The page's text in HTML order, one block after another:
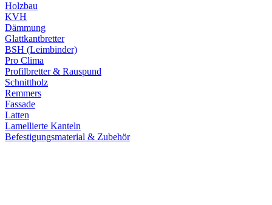
Holzbau
KVH
Dämmung
Glattkantbretter
BSH (Leimbinder)
Pro Clima
Profilbretter & Rauspund
Schnittholz
Remmers
Fassade
Latten
Lamellierte Kanteln
Befestigungsmaterial & Zubehör